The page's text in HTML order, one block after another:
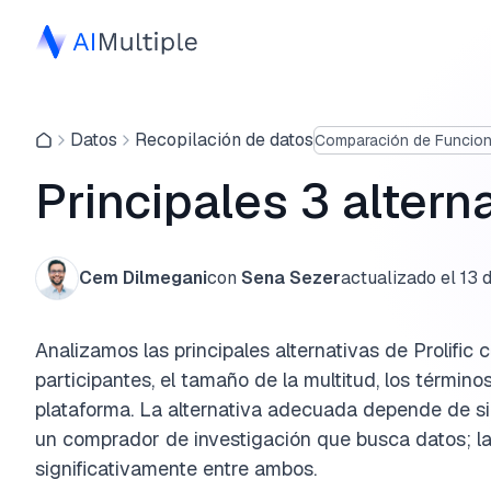
Datos Recopilación de datosComparación de
Principales 3
Cem Dilmeganicon Sena Sezeractualizado el13
Analizamos las principales alternativas de Prolific
participantes, el tamaño de la multitud, los
plataforma. La alternativa adecuada depende de
un comprador de investigación que busca datos;
significativamente entre ambos.